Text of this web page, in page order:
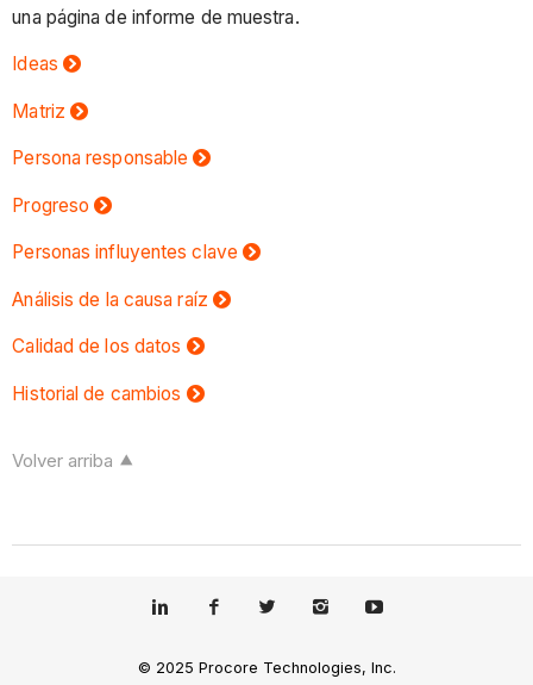
una página de informe de muestra.
Ideas
Matriz
Persona responsable
Progreso
Personas influyentes clave
Análisis de la causa raíz
Calidad de los datos
Historial de cambios
Volver arriba
© 2025 Procore Technologies, Inc.